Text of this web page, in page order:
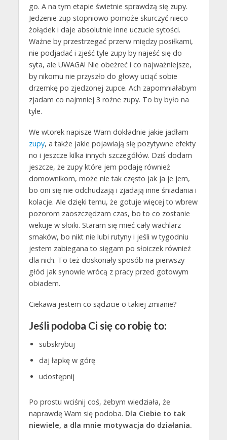
go. A na tym etapie świetnie sprawdzą się zupy.
Jedzenie zup stopniowo pomoże skurczyć nieco
żołądek i daje absolutnie inne uczucie sytości.
Ważne by przestrzegać przerw między posiłkami,
nie podjadać i zjeść tyle zupy by najeść się do
syta, ale UWAGA! Nie obeżreć i co najważniejsze,
by nikomu nie przyszło do głowy uciąć sobie
drzemkę po zjedzonej zupce. Ach zapomniałabym
zjadam co najmniej 3 rożne zupy. To by było na
tyle.
We wtorek napisze Wam dokładnie jakie jadłam
zupy, a także jakie pojawiają się pozytywne efekty
no i jeszcze kilka innych szczegółów. Dziś dodam
jeszcze, że zupy które jem podaję również
domownikom, może nie tak często jak ja je jem,
bo oni się nie odchudzają i zjadają inne śniadania i
kolacje. Ale dzięki temu, że gotuje więcej to wbrew
pozorom zaoszczędzam czas, bo to co zostanie
wekuje w słoiki. Staram się mieć cały wachlarz
smaków, bo nikt nie lubi rutyny i jeśli w tygodniu
jestem zabiegana to sięgam po słoiczek również
dla nich. To też doskonały sposób na pierwszy
głód jak synowie wrócą z pracy przed gotowym
obiadem.
Ciekawa jestem co sądzicie o takiej zmianie?
Jeśli podoba Ci się co robię to:
subskrybuj
daj łapkę w górę
udostępnij
Po prostu wciśnij coś, żebym wiedziała, że
naprawdę Wam się podoba. Dla Ciebie to tak
niewiele, a dla mnie motywacja do działania.